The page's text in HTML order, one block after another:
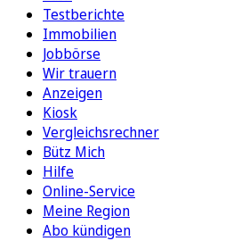
Testberichte
Immobilien
Jobbörse
Wir trauern
Anzeigen
Kiosk
Vergleichsrechner
Bütz Mich
Hilfe
Online-Service
Meine Region
Abo kündigen